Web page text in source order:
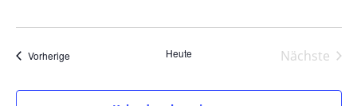
VorherigeVeranstaltungen Heute
Nächste